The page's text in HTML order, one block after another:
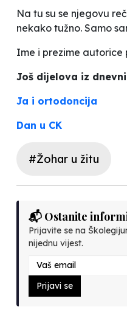
Na tu su se njegovu
nekako tužno. Samo
Ime i prezime
Još dijelova iz
Ja i ortodoncija
Dan u CK
#Žohar u žitu
📬 Ostanite
Prijavite se na
nijednu vijest.
Prijavi se